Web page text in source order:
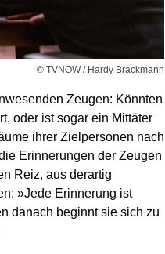
© TVNOW / Hardy Brackmann
Zeugen: Könnten
oder ist sogar ein Mittäter
ihrer Zielpersonen nach
Erinnerungen der Zeugen
Reiz, aus derartig
»Jede Erinnerung ist
danach beginnt sie sich zu